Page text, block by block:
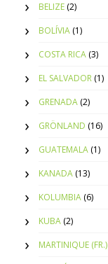
BELIZE (2)
BOLÍVIA (1)
COSTA RICA (3)
EL SALVADOR (1)
GRENADA (2)
GRÖNLAND (16)
GUATEMALA (1)
KANADA (13)
KOLUMBIA (6)
KUBA (2)
MARTINIQUE (FR.)